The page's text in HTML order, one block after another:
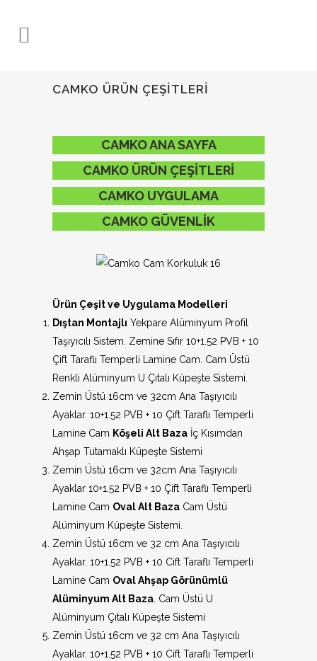
CAMKO ÜRÜN ÇEŞITLERI
CAMKO ANA SAYFA
CAMKO ÜRÜN ÇEŞİTLERİ
CAMKO UYGULAMA
CAMKO GÜVENLİK
Ürün Çeşit ve Uygulama Modelleri
Dıştan Montajlı Yekpare Alüminyum Profil
Taşıyıcılı Sistem. Zemine Sıfır 10+1.52 PVB + 10
Çift Taraflı Temperli Lamine Cam. Cam Üstü
Renkli Alüminyum U Çıtalı Küpeşte Sistemi.
Zemin Üstü 16cm ve 32cm Ana Taşıyıcılı
Ayaklar. 10+1.52 PVB + 10 Çift Taraflı Temperli
Lamine Cam Köşeli Alt Baza İç Kısımdan
Ahşap Tutamaklı Küpeşte Sistemi
Zemin Üstü 16cm ve 32cm Ana Taşıyıcılı
Ayaklar 10+1.52 PVB + 10 Çift Taraflı Temperli
Lamine Cam Oval Alt Baza Cam Üstü
Alüminyum Küpeşte Sistemi.
Zemin Üstü 16cm ve 32 cm Ana Taşıyıcılı
Ayaklar. 10+1.52 PVB + 10 Cift Taraflı Temperli
Lamine Cam Oval Ahşap Görünümlü
Alüminyum Alt Baza. Cam Üstü U
Alüminyum Çıtalı Küpeşte Sistemi
Zemin Üstü 16cm ve 32 cm Ana Taşıyıcılı
Ayaklar. 10+1.52 PVB + 10 Cift Taraflı Temperli